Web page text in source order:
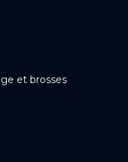
et brosses